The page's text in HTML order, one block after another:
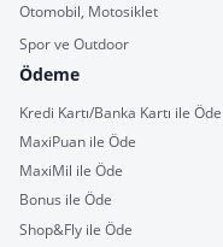
Otomobil, Motosiklet
Spor ve Outdoor
Ödeme
Kredi Kartı/Banka Kartı ile Öde
MaxiPuan ile Öde
MaxiMil ile Öde
Bonus ile Öde
Shop&Fly ile Öde